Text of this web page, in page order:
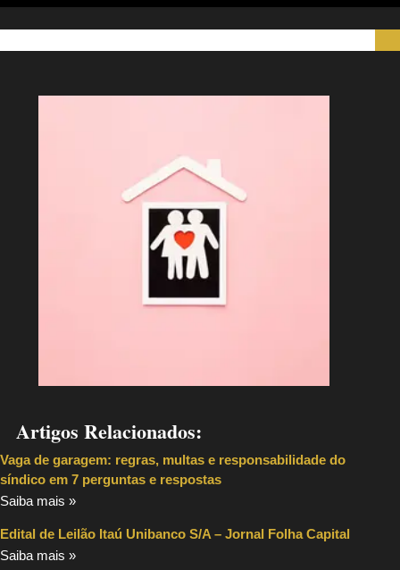
Artigos Relacionados:
Vaga de garagem: regras, multas e responsabilidade do
síndico em 7 perguntas e respostas
Saiba mais »
Edital de Leilão Itaú Unibanco S/A – Jornal Folha Capital
Saiba mais »